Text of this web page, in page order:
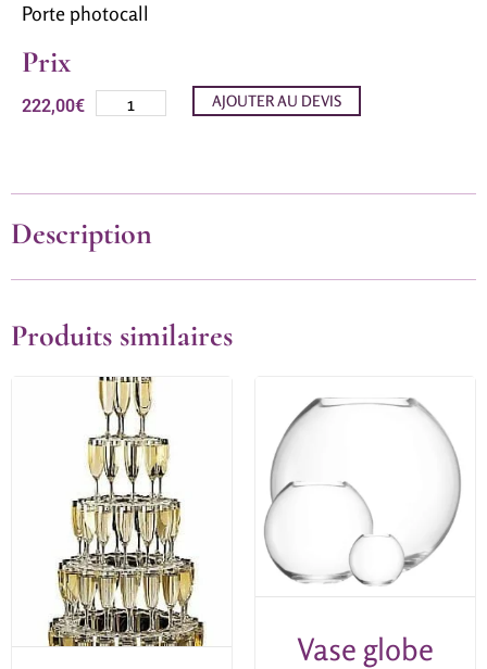
Porte photocall
Prix
222,00€ AJOUTER AU DEVIS
Description
Produits similaires
Vase globe